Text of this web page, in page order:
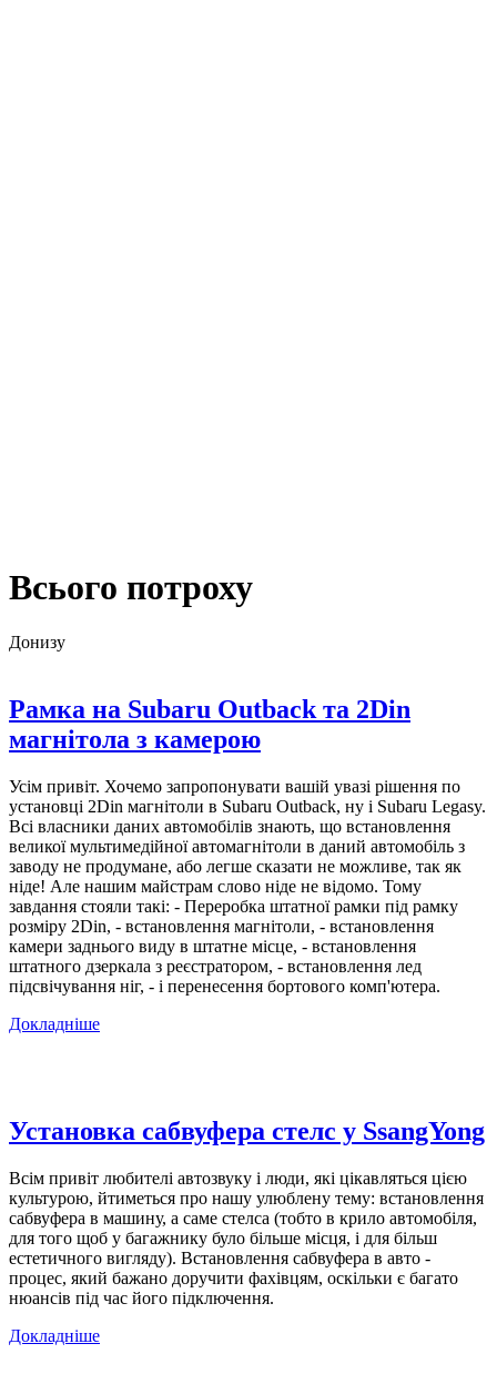
Всього потроху
Донизу
Рамка на Subaru Outback та 2Din
магнітола з камерою
Усім привіт. Хочемо запропонувати вашій увазі рішення по
установці 2Din магнітоли в Subaru Outback, ну і Subaru Legasy.
Всі власники даних автомобілів знають, що встановлення
великої мультимедійної автомагнітоли в даний автомобіль з
заводу не продумане, або легше сказати не можливе, так як
ніде! Але нашим майстрам слово ніде не відомо. Тому
завдання стояли такі: - Переробка штатної рамки під рамку
розміру 2Din, - встановлення магнітоли, - встановлення
камери заднього виду в штатне місце, - встановлення
штатного дзеркала з реєстратором, - встановлення лед
підсвічування ніг, - і перенесення бортового комп'ютера.
Докладніше
Установка сабвуфера стелс у SsangYong
Всім привіт любителі автозвуку і люди, які цікавляться цією
культурою, йтиметься про нашу улюблену тему: встановлення
сабвуфера в машину, а саме стелса (тобто в крило автомобіля,
для того щоб у багажнику було більше місця, і для більш
естетичного вигляду). Встановлення сабвуфера в авто -
процес, який бажано доручити фахівцям, оскільки є багато
нюансів під час його підключення.
Докладніше